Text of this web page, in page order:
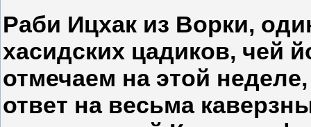
Раби Ицхак из Ворки,
хасидских цадиков, чей
отмечаем на этой
ответ на весьма